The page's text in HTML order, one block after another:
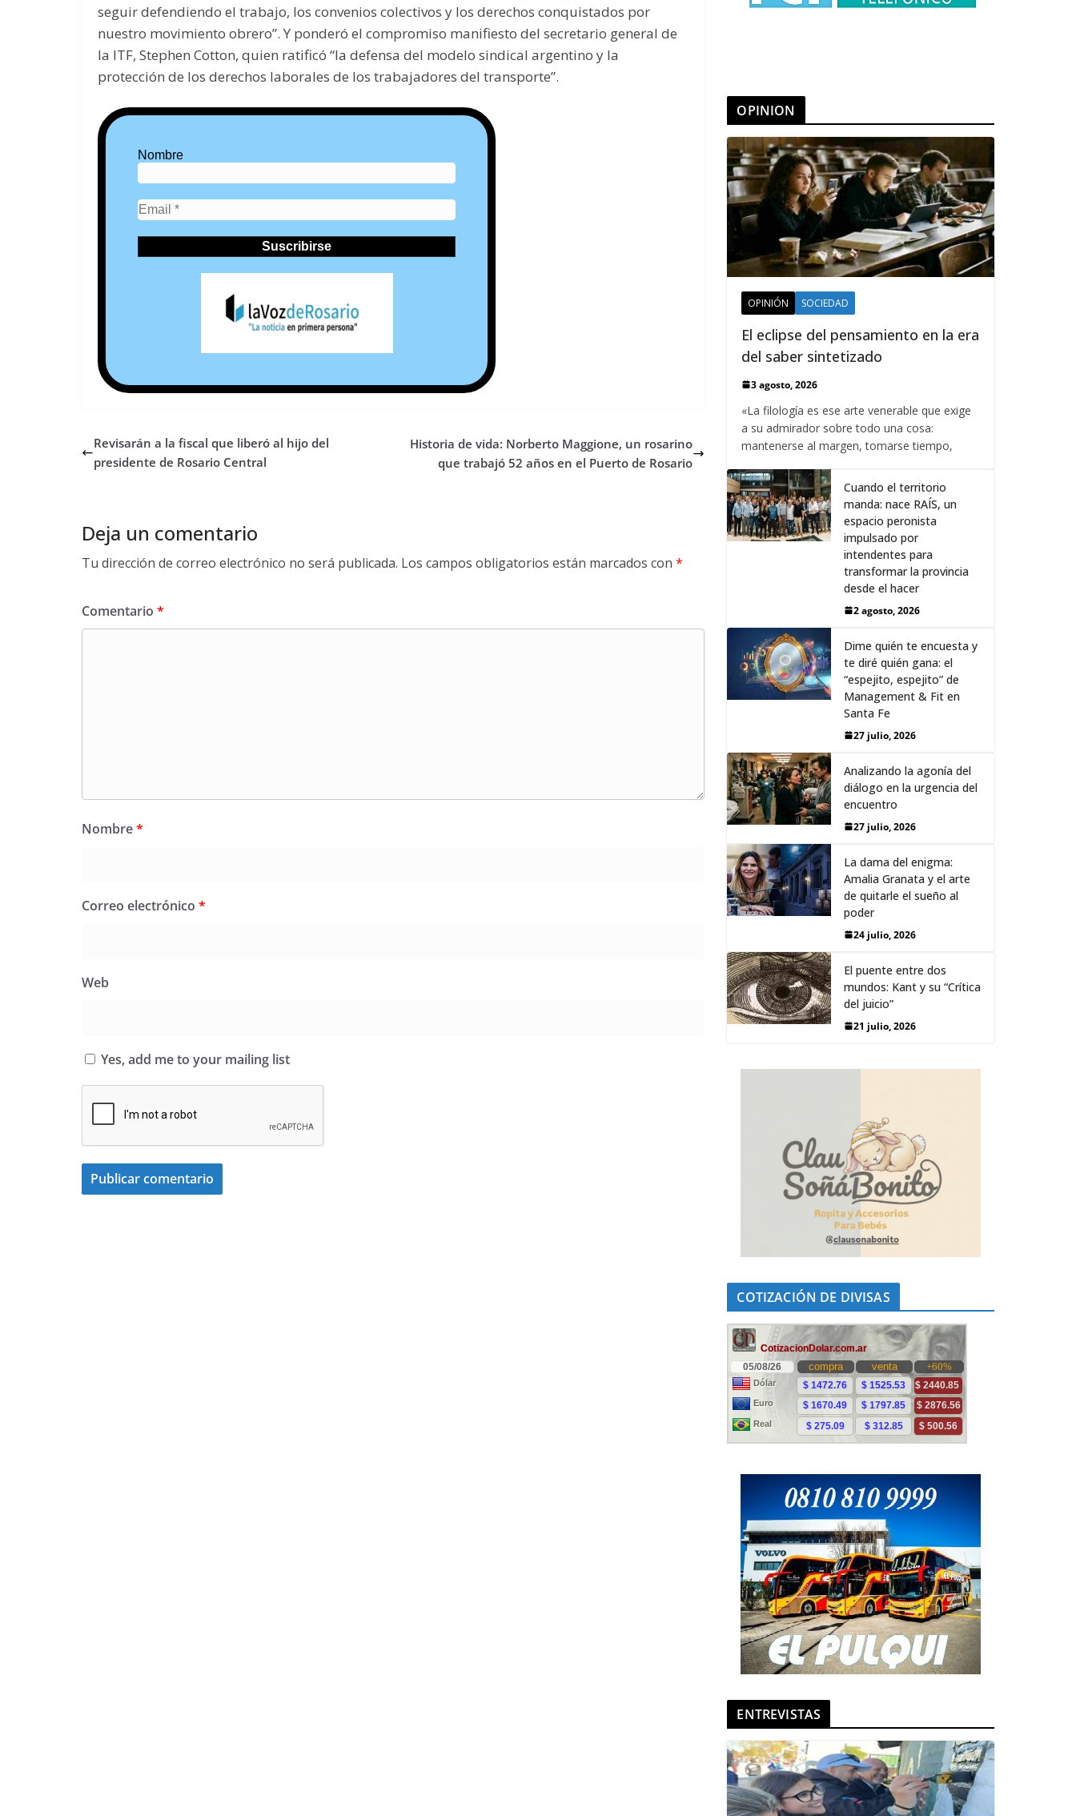
seguir defendiendo el trabajo, los convenios colectivos y los derechos conquistados por
nuestro movimiento obrero”. Y ponderó el compromiso manifiesto del secretario general de
la ITF, Stephen Cotton, quien ratificó “la defensa del modelo sindical argentino y la
protección de los derechos laborales de los trabajadores del transporte”.
Nombre
Revisarán a la fiscal que liberó al hijo del
presidente de Rosario Central
Historia de vida: Norberto Maggione, un rosarino
que trabajó 52 años en el Puerto de Rosario
Deja un comentario
Tu dirección de correo electrónico no será publicada. Los campos obligatorios están marcados con *
Comentario *
Nombre*
Correo electrónico *
Web
Yes, add me to your mailing list
OPINION
OPINIÓN SOCIEDAD
El eclipse del pensamiento en la era
del saber sintetizado
3 agosto, 2026
«La filología es ese arte venerable que exige
a su admirador sobre todo una cosa:
mantenerse al margen, tomarse tiempo,
Cuando el territorio
manda: nace RAÍS, un
espacio peronista
impulsado por
intendentes para
transformar la provincia
desde el hacer
2 agosto, 2026
Dime quién te encuesta y
te diré quién gana: el
“espejito, espejito” de
Management & Fit en
Santa Fe
27 julio, 2026
Analizando la agonía del
diálogo en la urgencia del
encuentro
27 julio, 2026
La dama del enigma:
Amalia Granata y el arte
de quitarle el sueño al
poder
24 julio, 2026
El puente entre dos
mundos: Kant y su “Crítica
del juicio”
21 julio, 2026
COTIZACIÓN DE DIVISAS
ENTREVISTAS